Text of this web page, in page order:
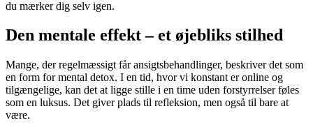
du mærker dig selv igen.
Den mentale effekt – et øjebliks stilhed
Mange, der regelmæssigt får ansigtsbehandlinger, beskriver det som
en form for mental detox. I en tid, hvor vi konstant er online og
tilgængelige, kan det at ligge stille i en time uden forstyrrelser føles
som en luksus. Det giver plads til refleksion, men også til bare at
være.